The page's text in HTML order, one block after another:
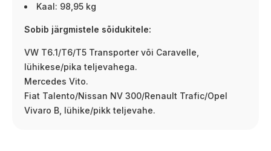
Kaal: 98,95 kg
Sobib järgmistele sõidukitele:
VW T6.1/T6/T5 Transporter või Caravelle,
lühikese/pika teljevahega.
Mercedes Vito.
Fiat Talento/Nissan NV 300/Renault Trafic/Opel
Vivaro B, lühike/pikk teljevahe.